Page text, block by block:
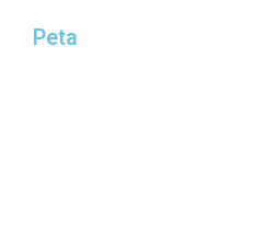
Peta